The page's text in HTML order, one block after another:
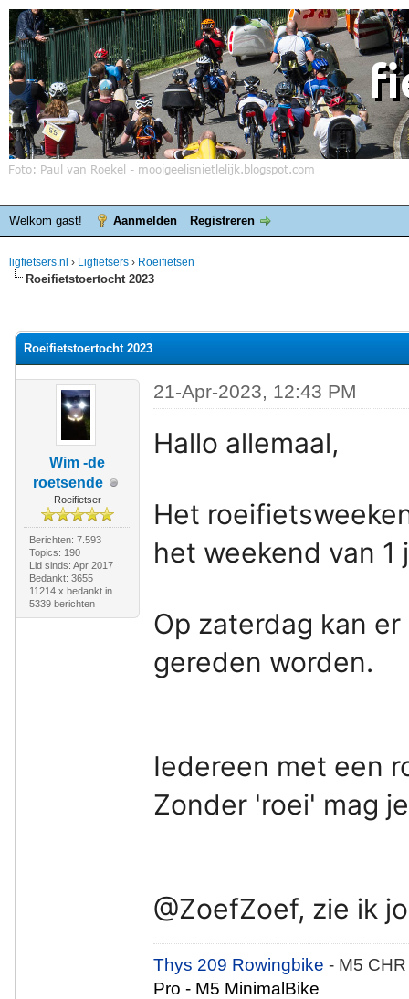
Welkom gast! Aanmelden Registreren
ligfietsers.nl › Ligfietsers › Roeifietsen
Roeifietstoertocht 2023
Roeifietstoertocht 2023
Wim -de
roetsende
Roeifietser
Berichten: 7.593
Topics: 190
Lid sinds: Apr 2017
Bedankt: 3655
11214 x bedankt in
5339 berichten
21-Apr-2023, 12:43 PM
Hallo allemaal,
Het
het weekend van 1
Op zaterdag kan
gereden worden.
Iedereen met een
Zonder 'roei' mag
@ZoefZoef, zie ik
Thys 209 Rowingbike- M5
Pro - M5 MinimalBike